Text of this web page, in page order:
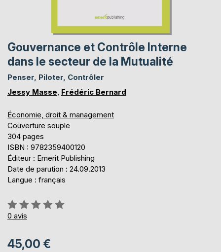
Gouvernance et Contrôle Interne
dans le secteur de la Mutualité
Penser, Piloter, Contrôler
Jessy Masse, Frédéric Bernard
Économie, droit & management
Couverture souple
304 pages
ISBN : 9782359400120
Éditeur : Emerit Publishing
Date de parution : 24.09.2013
Langue : français
Évaluation:
0%
0 avis
45,00 €